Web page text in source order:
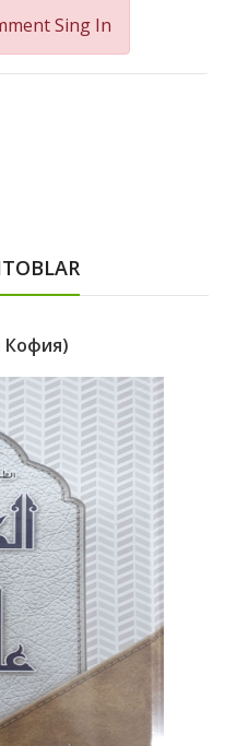
Sing In
Кофия)